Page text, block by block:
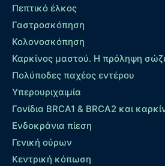
Πεπτικό έλκος
Γαστροσκόπηση
Κολονοσκόπηση
Καρκίνος μαστού. Η πρόληψη
Πολύποδες παχέος εντέρου
Yπερουριχαιμία
Γονίδια BRCA1 & BRCA2 και
Ενδοκράνια πίεση
Γενική ούρων
Κεντρική κόπωση